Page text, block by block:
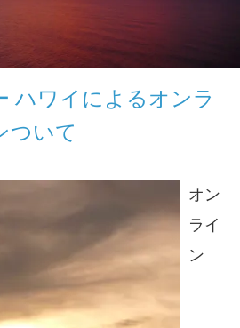
ハワイによるオンラ
ついて
オン
ライ
ン